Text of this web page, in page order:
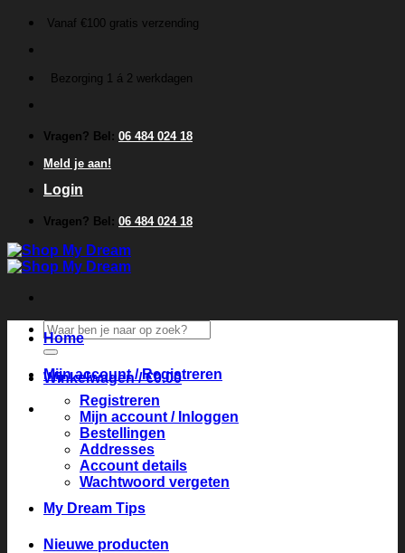
inhoud
Vanaf €100 gratis verzending
Bezorging 1 á 2 werkdagen
Vragen? Bel: 06 484 024 18
Meld je aan!
Login
Vragen? Bel: 06 484 024 18
Zoeken
naar:
Winkelwagen /€0.00
Home
Mijn account / Registreren
Registreren
Mijn account / Inloggen
Bestellingen
Addresses
Account details
Wachtwoord vergeten
My Dream Tips
Nieuwe producten